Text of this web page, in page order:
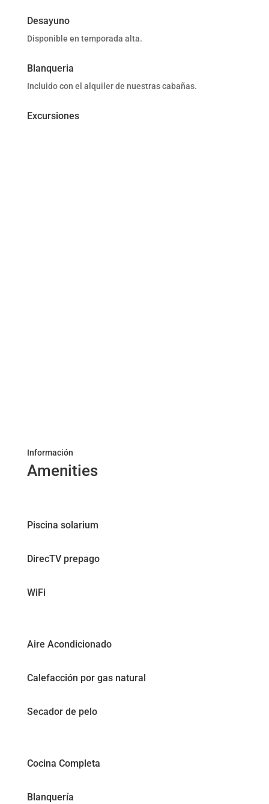
Desayuno
Disponible en temporada alta.
Blanqueria
Incluido con el alquiler de nuestras cabañas.
Excursiones
Información
Amenities
Piscina solarium
DirecTV prepago
WiFi
Aire Acondicionado
Calefacción por gas natural
Secador de pelo
Cocina Completa
Blanquería